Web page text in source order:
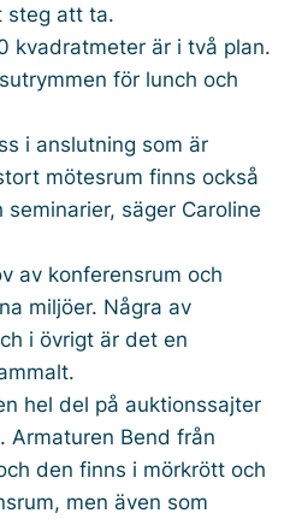
steg att ta.
kvadratmeter är i två plan.
för lunch och
i anslutning som är
mötesrum finns också
säger Caroline
av konferensrum och
miljöer. Några av
i övrigt är det en
hel del på auktionssajter
Armaturen Bend från
den finns i mörkrött och
men även som